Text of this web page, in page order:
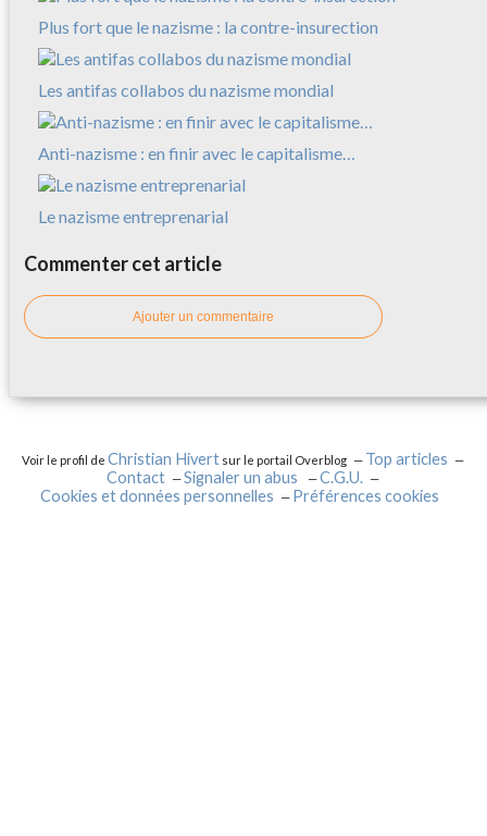
Plus fort que le nazisme : la contre-insurection
Les antifas collabos du nazisme mondial
Anti-nazisme : en finir avec le capitalisme…
Le nazisme entreprenarial
Commenter cet article
Ajouter un commentaire
Voir le profil deChristian Hivert sur le portail Overblog
Top articles
Contact
Signaler un abus
C.G.U.
Cookies et données personnelles
Préférences cookies